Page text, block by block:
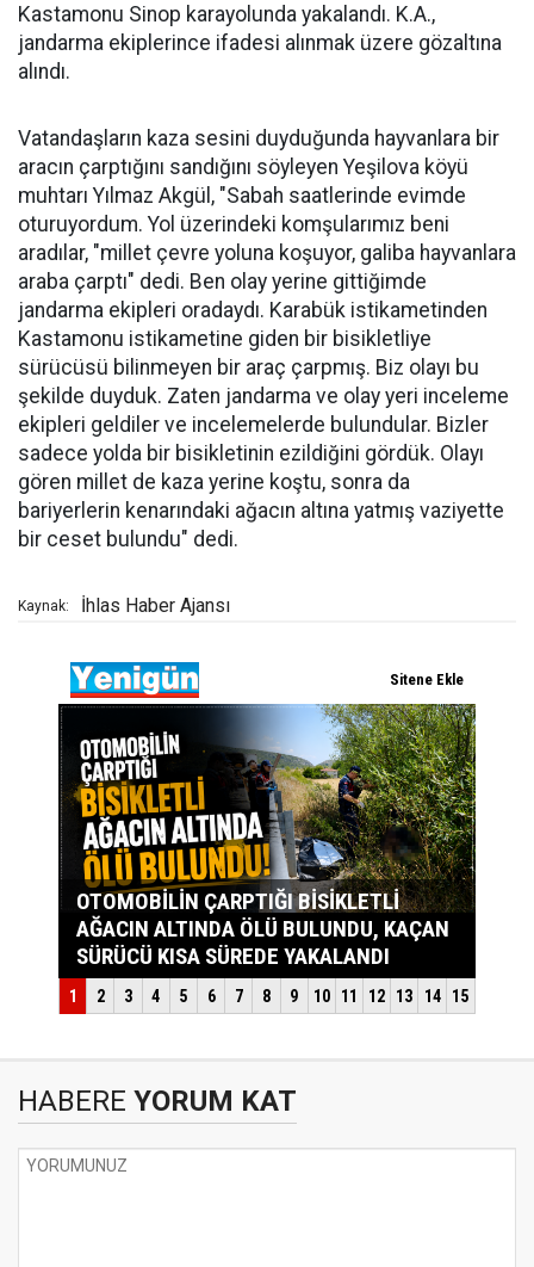
Kastamonu Sinop karayolunda yakalandı. K.A.,
jandarma ekiplerince ifadesi alınmak üzere gözaltına
alındı.
Vatandaşların kaza sesini duyduğunda hayvanlara bir
aracın çarptığını sandığını söyleyen Yeşilova köyü
muhtarı Yılmaz Akgül, "Sabah saatlerinde evimde
oturuyordum. Yol üzerindeki komşularımız beni
aradılar, "millet çevre yoluna koşuyor, galiba hayvanlara
araba çarptı" dedi. Ben olay yerine gittiğimde
jandarma ekipleri oradaydı. Karabük istikametinden
Kastamonu istikametine giden bir bisikletliye
sürücüsü bilinmeyen bir araç çarpmış. Biz olayı bu
şekilde duyduk. Zaten jandarma ve olay yeri inceleme
ekipleri geldiler ve incelemelerde bulundular. Bizler
sadece yolda bir bisikletinin ezildiğini gördük. Olayı
gören millet de kaza yerine koştu, sonra da
bariyerlerin kenarındaki ağacın altına yatmış vaziyette
bir ceset bulundu" dedi.
Kaynak: İhlas Haber Ajansı
HABERE YORUM KAT